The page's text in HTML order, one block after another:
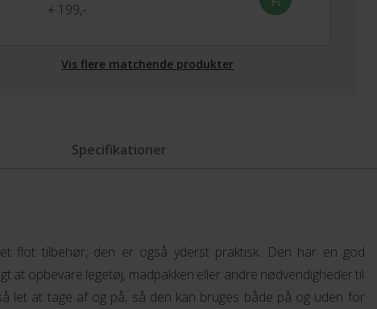
+ 199,-
Vis flere matchende produkter
Specifikationer
flot tilbehør, den er også yderst praktisk. Den har en god
at opbevare legetøj, madpakken eller andre nødvendigheder til
let at tage af og på, så den kan bruges både på og uden for